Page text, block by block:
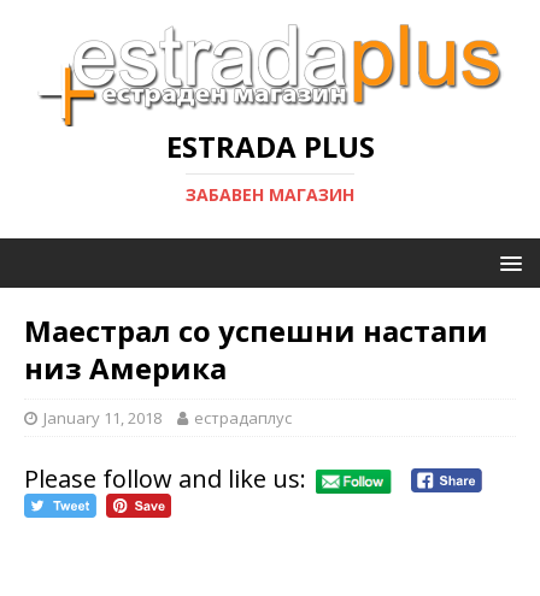
ESTRADA PLUS
ЗАБАВЕН МАГАЗИН
Маестрал со успешни настапи
низ Америка
January 11, 2018 естрадаплус
Please follow and like us: